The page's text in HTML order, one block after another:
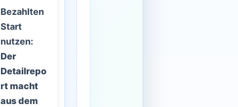
Bezahlten
Start
nutzen:
Der
Detailrepo
rt macht
aus dem